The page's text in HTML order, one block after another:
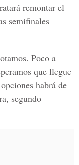
remontar el
semifinales
Poco a
que llegue
habrá de
segundo